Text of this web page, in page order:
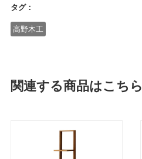
タグ：
高野木工
関連する商品はこちら